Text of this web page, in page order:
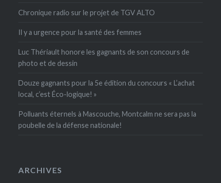
Chronique radio sur le projet de TGV ALTO
Il y a urgence pour la santé des femmes
Luc Thériault honore les gagnants de son concours de
photo et de dessin
Douze gagnants pour la 5e édition du concours « L’achat
local, c’est Éco-logique! »
Polluants éternels à Mascouche, Montcalm ne sera pas la
poubelle de la défense nationale!
ARCHIVES